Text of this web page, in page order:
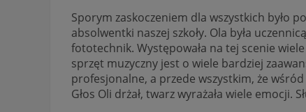
Sporym zaskoczeniem dla wszystkich było
absolwentki naszej szkoły. Ola była
fototechnik. Występowała na tej scenie
sprzęt muzyczny jest o wiele bardziej
profesjonalne, a przede wszystkim, że
Głos Oli drżał, twarz wyrażała wiele emocji.